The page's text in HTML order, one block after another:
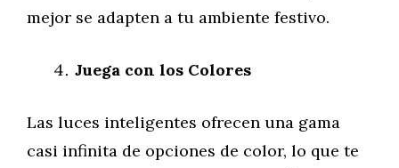
mejor se adapten a tu ambiente festivo.
Juega con los Colores
Las luces inteligentes ofrecen una gama
casi infinita de opciones de color, lo que te